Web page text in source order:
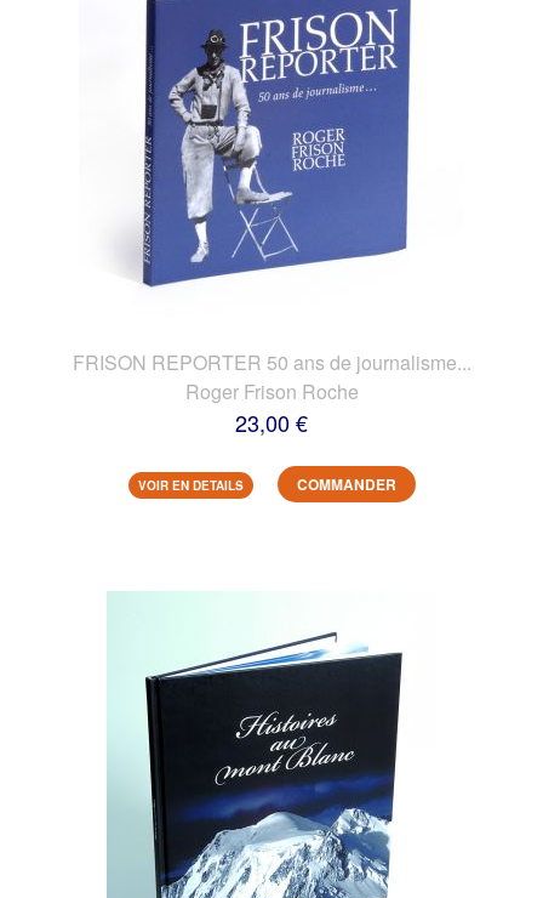
FRISON REPORTER 50 ans de journalisme...
Roger Frison Roche
23,00 €
VOIR EN DETAILS COMMANDER